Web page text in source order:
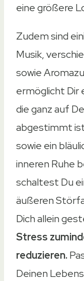
eine größere
Zudem sind
Musik,
sowie
ermöglicht Dir
die ganz auf
abgestimmt
sowie ein
inneren Ruhe
schaltest Du
äußeren
Dich allein
Stress
reduzieren.
Deinen